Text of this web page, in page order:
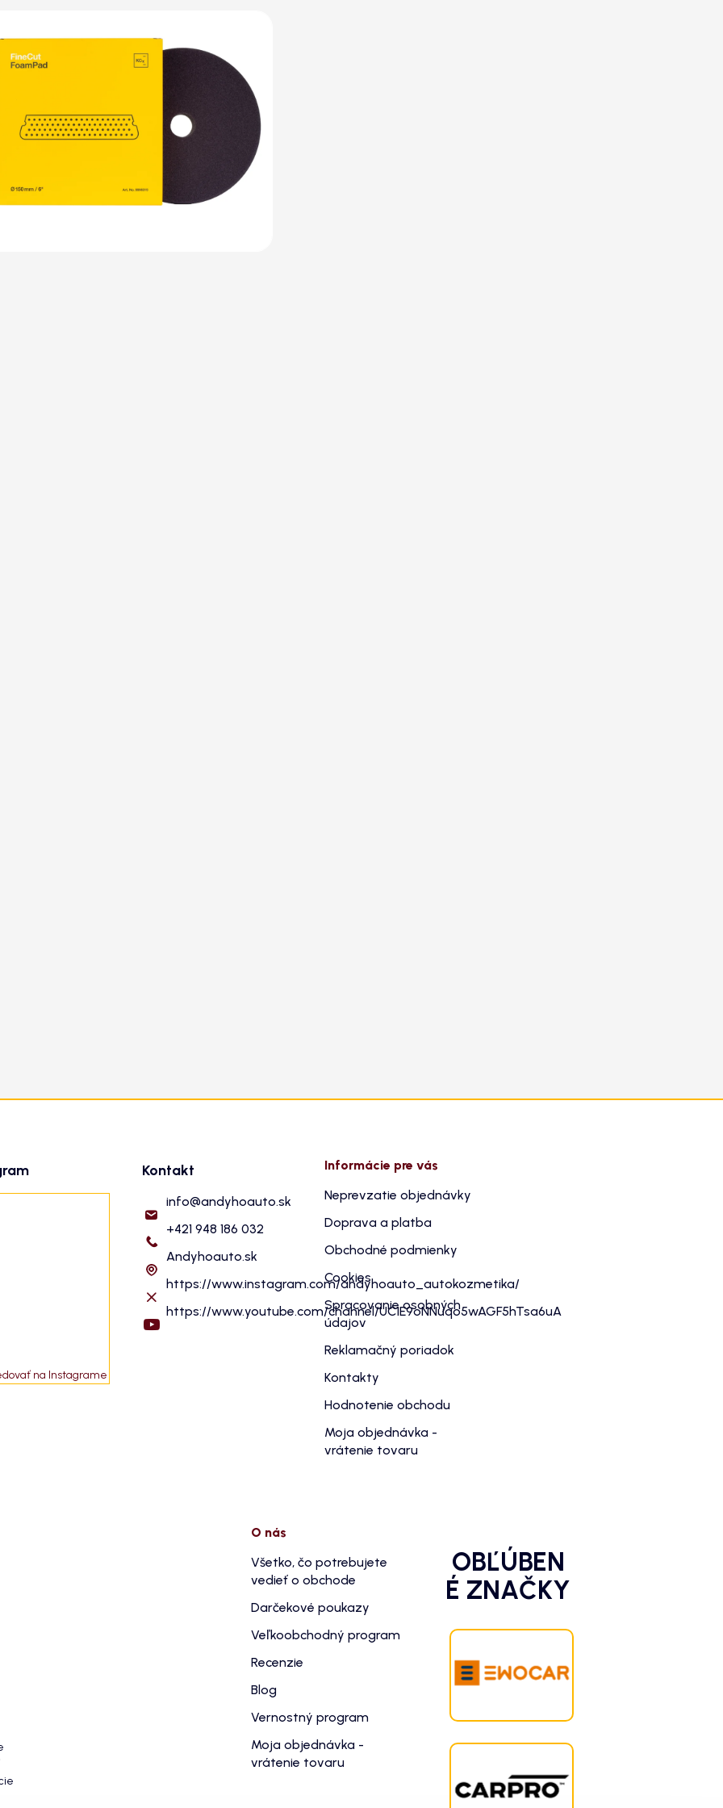
na Instagrame
Kontakt
info@andyhoauto.sk
+421 948 186 032
Andyhoauto.sk
https://www.instagram.com/andyhoauto_autokozmetika/
https://www.youtube.com/channel/UC1E9oNNuqo5wAGF5hTsa6uA
Informácie pre vás
Neprevzatie objednávky
Doprava a platba
Obchodné podmienky
Cookies
Spracovanie osobných
údajov
Reklamačný poriadok
Kontakty
Hodnotenie obchodu
Moja objednávka -
vrátenie tovaru
O nás
Všetko, čo potrebujete
vedieť o obchode
Darčekové poukazy
Veľkoobchodný program
Recenzie
Blog
Vernostný program
Moja objednávka -
vrátenie tovaru
OBĽÚBEN
É ZNAČKY